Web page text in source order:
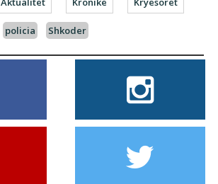
policia Shkoder